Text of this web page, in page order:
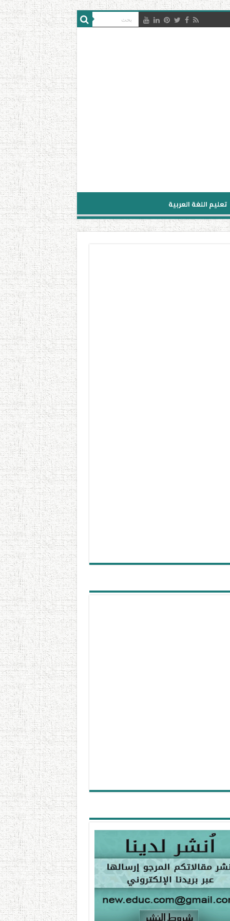
تعليم اللغة العربية